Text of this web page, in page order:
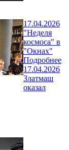
17.04.2026
"Неделя
космоса" в
"Окнах"
Подробнее
17.04.2026
Златмаш
оказал